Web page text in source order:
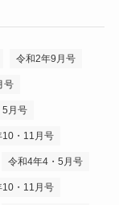
令和2年9月号
号
5月号
10・11月号
令和4年4・5月号
10・11月号